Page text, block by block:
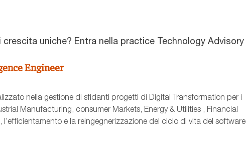
uniche? Entra nella practice Technology Advisory
Engineer
nella gestione di sfidanti progetti di Digital Transformation per i
Manufacturing, consumer Markets, Energy & Utilities , Financial
l’efficientamento e la reingegnerizzazione del ciclo di vita del software